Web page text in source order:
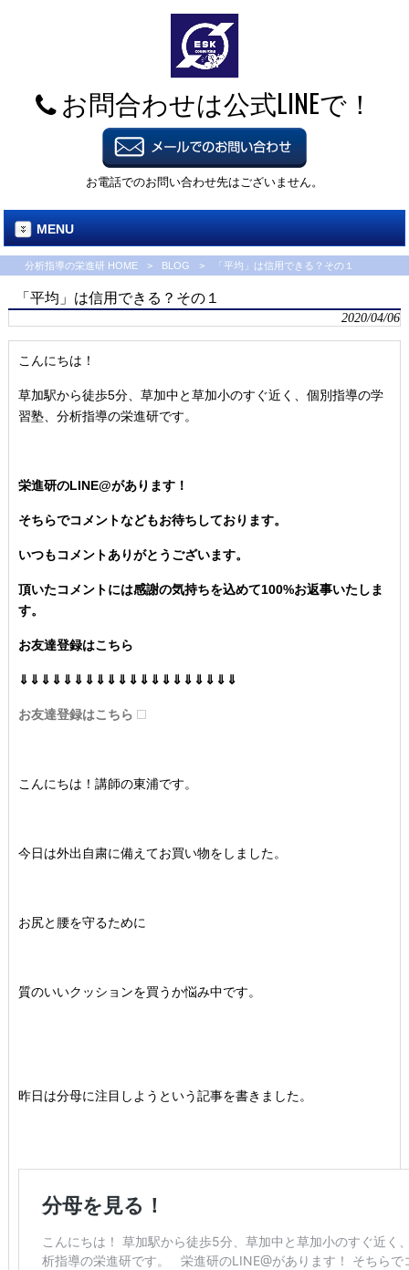
お問合わせは公式LINEで！
お電話でのお問い合わせ先はございません。
MENU
分析指導の栄進研 HOME > BLOG > 「平均」は信用できる？その１
「平均」は信用できる？その１
2020/04/06
こんにちは！
草加駅から徒歩5分、草加中と草加小のすぐ近く、個別指導の学
習塾、分析指導の栄進研です。
栄進研のLINE@があります！
そちらでコメントなどもお待ちしております。
いつもコメントありがとうございます。
頂いたコメントには感謝の気持ちを込めて100%お返事いたしま
す。
お友達登録はこちら
⇓⇓⇓⇓⇓⇓⇓⇓⇓⇓⇓⇓⇓⇓⇓⇓⇓⇓⇓⇓
お友達登録はこちら
こんにちは！講師の東浦です。
今日は外出自粛に備えてお買い物をしました。
お尻と腰を守るために
質のいいクッションを買うか悩み中です。
昨日は分母に注目しようという記事を書きました。